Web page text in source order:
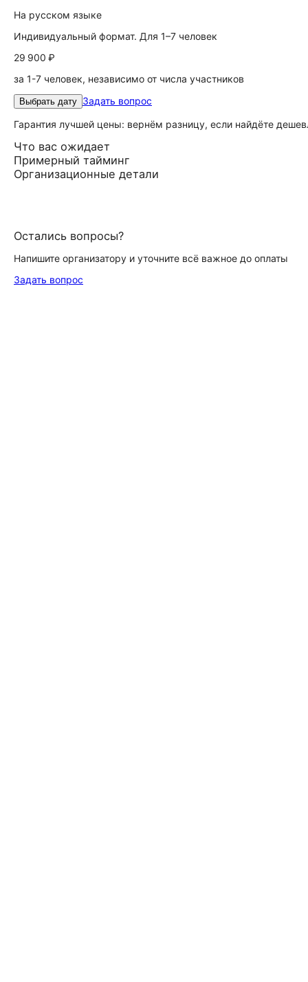
На русском языке
Индивидуальный формат. Для 1–7 человек
29 900 ₽
за 1-7 человек, независимо от числа участников
Выбрать дату Задать вопрос
Гарантия лучшей цены: вернём разницу, если найдёте
Что вас ожидает
Примерный тайминг
Организационные детали
Остались вопросы?
Напишите организатору и уточните всё важное до оплаты
Задать вопрос